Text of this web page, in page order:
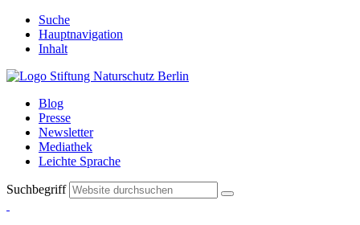
Suche
Hauptnavigation
Inhalt
Blog
Presse
Newsletter
Mediathek
Leichte Sprache
Suchbegriff